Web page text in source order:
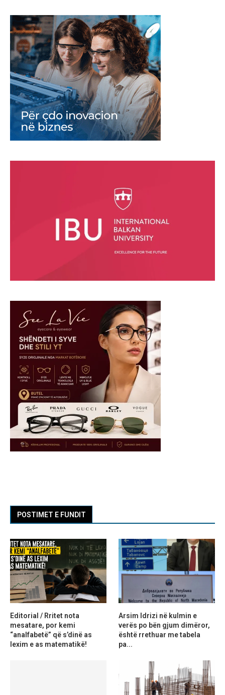
POSTIMET E FUNDIT
Editorial / Rritet nota
mesatare, por kemi
“analfabetë” që s’dinë as
lexim e as matematikë!
Arsim Idrizi në kulmin e
verës po bën gjum dimëror,
është rrethuar me tabela
pa...